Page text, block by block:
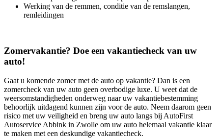
Werking van de remmen, conditie van de remslangen,
remleidingen
Zomervakantie? Doe een vakantiecheck van uw
auto!
Gaat u komende zomer met de auto op vakantie? Dan is een
zomercheck van uw auto geen overbodige luxe. U weet dat de
weersomstandigheden onderweg naar uw vakantiebestemming
behoorlijk uitdagend kunnen zijn voor de auto. Neem daarom geen
risico met uw veiligheid en breng uw auto langs bij AutoFirst
Autoservice Abbink in Zwolle om uw auto helemaal vakantie klaar
te maken met een deskundige vakantiecheck.